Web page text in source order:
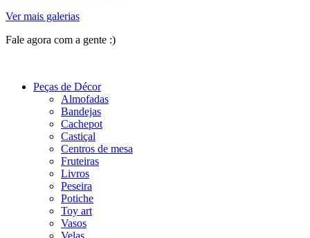
Ver mais galerias
Fale agora com a gente :)
Peças de Décor
Almofadas
Bandejas
Cachepot
Castiçal
Centros de mesa
Fruteiras
Livros
Peseira
Potiche
Toy art
Vasos